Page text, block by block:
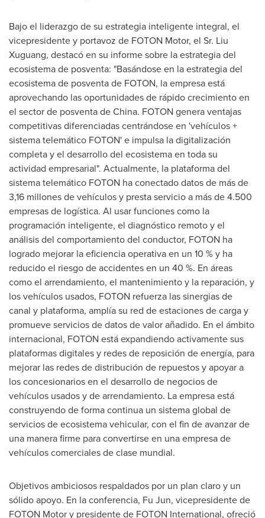
Bajo el liderazgo de su estrategia inteligente integral, el
vicepresidente y portavoz de FOTON Motor, el Sr. Liu
Xuguang, destacó en su informe sobre la estrategia del
ecosistema de posventa: "Basándose en la estrategia del
ecosistema de posventa de FOTON, la empresa está
aprovechando las oportunidades de rápido crecimiento en
el sector de posventa de China. FOTON genera ventajas
competitivas diferenciadas centrándose en 'vehículos +
sistema telemático FOTON' e impulsa la digitalización
completa y el desarrollo del ecosistema en toda su
actividad empresarial". Actualmente, la plataforma del
sistema telemático FOTON ha conectado datos de más de
3,16 millones de vehículos y presta servicio a más de 4.500
empresas de logística. Al usar funciones como la
programación inteligente, el diagnóstico remoto y el
análisis del comportamiento del conductor, FOTON ha
logrado mejorar la eficiencia operativa en un 10 % y ha
reducido el riesgo de accidentes en un 40 %. En áreas
como el arrendamiento, el mantenimiento y la reparación, y
los vehículos usados, FOTON refuerza las sinergias de
canal y plataforma, amplía su red de estaciones de carga y
promueve servicios de datos de valor añadido. En el ámbito
internacional, FOTON está expandiendo activamente sus
plataformas digitales y redes de reposición de energía, para
mejorar las redes de distribución de repuestos y apoyar a
los concesionarios en el desarrollo de negocios de
vehículos usados y de arrendamiento. La empresa está
construyendo de forma continua un sistema global de
servicios de ecosistema vehicular, con el fin de avanzar de
una manera firme para convertirse en una empresa de
vehículos comerciales de clase mundial.
Objetivos ambiciosos respaldados por un plan claro y un
sólido apoyo. En la conferencia, Fu Jun, vicepresidente de
FOTON Motor y presidente de FOTON International, ofreció